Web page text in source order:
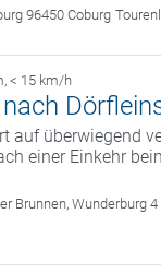
96450 Coburg
, < 15 km/h
auf überwiegend
einer Einkehr
Brunnen, Wunderburg